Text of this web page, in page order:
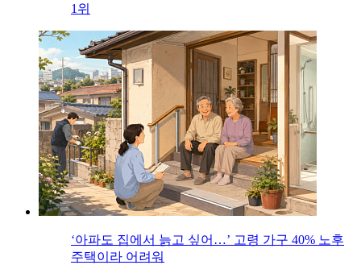
1위
‘아파도 집에서 늙고 싶어…’ 고령 가구 40% 노후
주택이라 어려워